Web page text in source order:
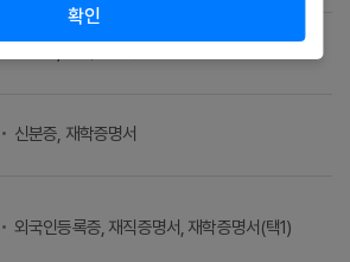
신분증, 재학증명서
외국인등록증, 재직증명서, 재학증명서(택1)
확인